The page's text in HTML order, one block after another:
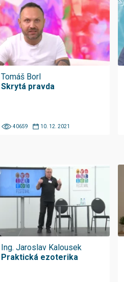
Tomáš Borl
Skrytá pravda
40659 10. 12. 2021
Ing. Jaroslav Kalousek
Praktická ezoterika